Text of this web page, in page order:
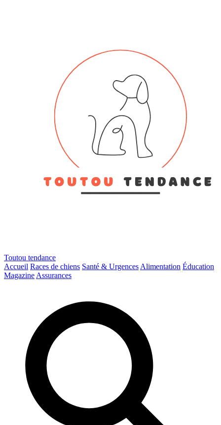
Toutou tendance
Accueil Races de chiens Santé & Urgences Alimentation Éducation
Magazine Assurances